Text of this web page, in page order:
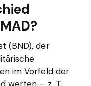
(BND), der
im Vorfeld der